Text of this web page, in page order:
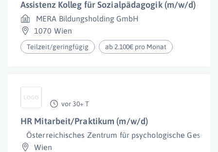
Assistenz Kolleg für Sozialpädagogik (m/w/d)
MERA Bildungsholding GmbH
1070 Wien
Teilzeit/geringfügig ab 2.100€ pro Monat
vor 30+ T
HR Mitarbeit/Praktikum (m/w/d)
Österreichisches Zentrum für psychologische
Wien